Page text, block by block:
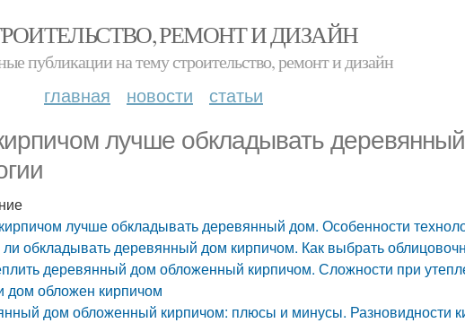
РЕМОНТ И ДИЗАЙН
публикации на тему строительство, ремонт и дизайн
главная новости статьи
лучше обкладывать
лучше обкладывать деревянный дом. Особенности
обкладывать деревянный дом кирпичом. Как выбрать
деревянный дом обложенный кирпичом. Сложности при
дом обложен кирпичом
дом обложенный кирпичом: плюсы и минусы. Разновидности